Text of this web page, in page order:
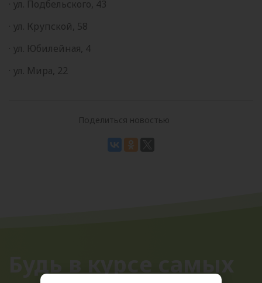
· ул. Подбельского, 43
· ул. Крупской, 58
· ул. Юбилейная, 4
· ул. Мира, 22
Поделиться новостью